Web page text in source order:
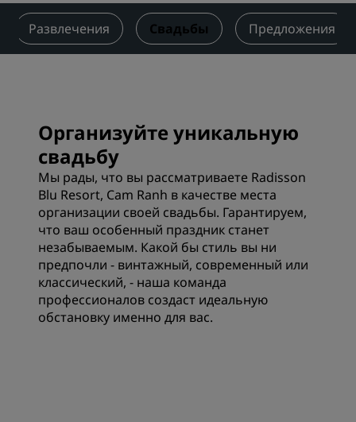
Развлечения Свадьбы Предложения
Организуйте уникальную
свадьбу
Мы рады, что вы рассматриваете Radisson
Blu Resort, Cam Ranh в качестве места
организации своей свадьбы. Гарантируем,
что ваш особенный праздник станет
незабываемым. Какой бы стиль вы ни
предпочли - винтажный, современный или
классический, - наша команда
профессионалов создаст идеальную
обстановку именно для вас.